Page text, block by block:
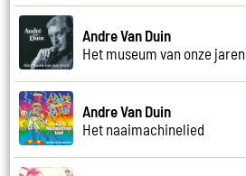
Andre Van Duin
Het museum van onze jaren
Andre Van Duin
Het naaimachinelied